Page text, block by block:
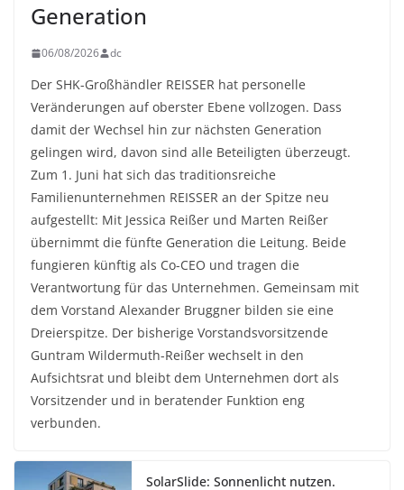
Generation
06/08/2026 dc
Der SHK-Großhändler REISSER hat personelle
Veränderungen auf oberster Ebene vollzogen. Dass
damit der Wechsel hin zur nächsten Generation
gelingen wird, davon sind alle Beteiligten überzeugt.
Zum 1. Juni hat sich das traditionsreiche
Familienunternehmen REISSER an der Spitze neu
aufgestellt: Mit Jessica Reißer und Marten Reißer
übernimmt die fünfte Generation die Leitung. Beide
fungieren künftig als Co-CEO und tragen die
Verantwortung für das Unternehmen. Gemeinsam mit
dem Vorstand Alexander Bruggner bilden sie eine
Dreierspitze. Der bisherige Vorstandsvorsitzende
Guntram Wildermuth-Reißer wechselt in den
Aufsichtsrat und bleibt dem Unternehmen dort als
Vorsitzender und in beratender Funktion eng
verbunden.
SolarSlide: Sonnenlicht nutzen.